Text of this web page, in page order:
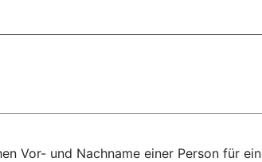
Vor- und Nachname einer Person für